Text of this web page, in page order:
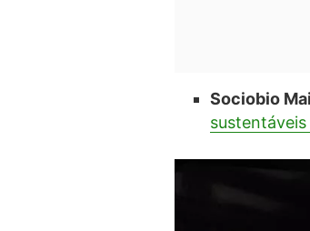
Sociobio